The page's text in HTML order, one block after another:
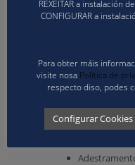
O programa desta
Luns 27
REXEITAR a instalación
CONFIGURAR a
Para obter máis
visite nosa Política de
respecto diso, podes
Configurar Cookies